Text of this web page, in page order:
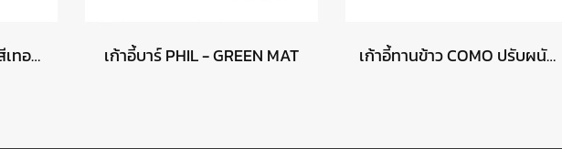
เก้าอี้ทานข้าว SIENNA - สีเทอร์เร เก้าอี้บาร์ PHIL - GREEN MAT เก้าอี้ทานข้าว COMO ปรับผนักพิงได้พร้อมที่วางเท้า - สีมอคค่า